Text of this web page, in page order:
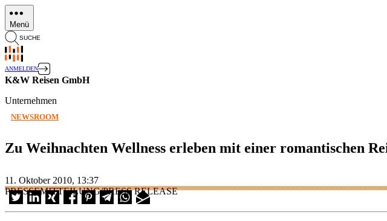
Direkt
zum
Inhalt
Menü
SUCHE
ANMELDEN
K&W Reisen GmbH
Unternehmen
NEWSROOM
Zu Weihnachten Wellness erleben mit einer romantischen
11. Oktober 2010, 13:37
PRESSEMITTEILUNG/PRESS RELEASE